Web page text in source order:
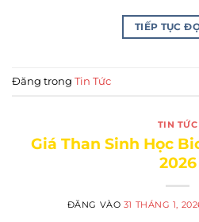
TIẾP TỤC
Đăng trong Tin Tức
TIN TỨC
Giá Than Sinh Học
2026
ĐĂNG VÀO 31 THÁNG 1,